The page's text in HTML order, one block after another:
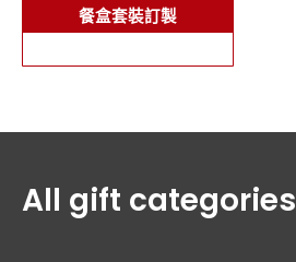
餐盒套裝訂製
All gift categories